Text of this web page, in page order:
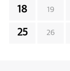
18 19
25 26